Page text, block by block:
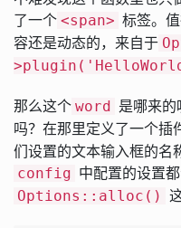
了一个 <span> 标签。
容还是动态的，来自于
那么这个 word 是哪来
吗？在那里定义了一个插
们设置的文本输入框的名
config 中配置的设置
Options::alloc()